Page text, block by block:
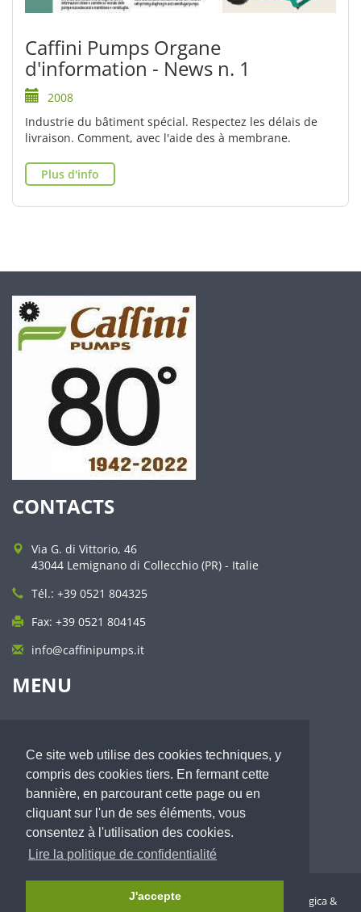
Ce site web utilise des cookies techniques, y
compris des cookies tiers. En fermant cette
bannière, en parcourant cette page ou en
cliquant sur l'un de ses éléments, vous
consentez à l'utilisation des cookies.
Lire la politique de confidentialité
J'accepte
Caffini Pumps Organe
d'information - News n. 1
2008
Industrie du bâtiment spécial. Respectez les délais de
livraison. Comment, avec l'aide des à membrane.
Plus d'info
CONTACTS
Via G. di Vittorio, 46
43044 Lemignano di Collecchio (PR) - Italie
Tél.: +39 0521 804325
Fax: +39 0521 804145
info@caffinipumps.it
MENU
Pompes à membrane
Pompes centrifuges auto-amorçantes
Secteurs d'application
Distribution
Nouveautés
Contacts
Caffini Cipriano S.r.l.- Tous droits réservés - by
Immagica &